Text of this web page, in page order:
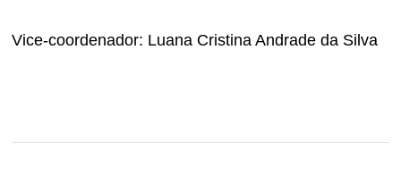
Vice-coordenador: Luana Cristina Andrade da Silva